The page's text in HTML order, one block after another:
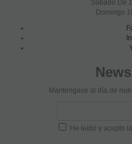
Sabado De
Domingo
Manténgase al día de
He leído y acepto la